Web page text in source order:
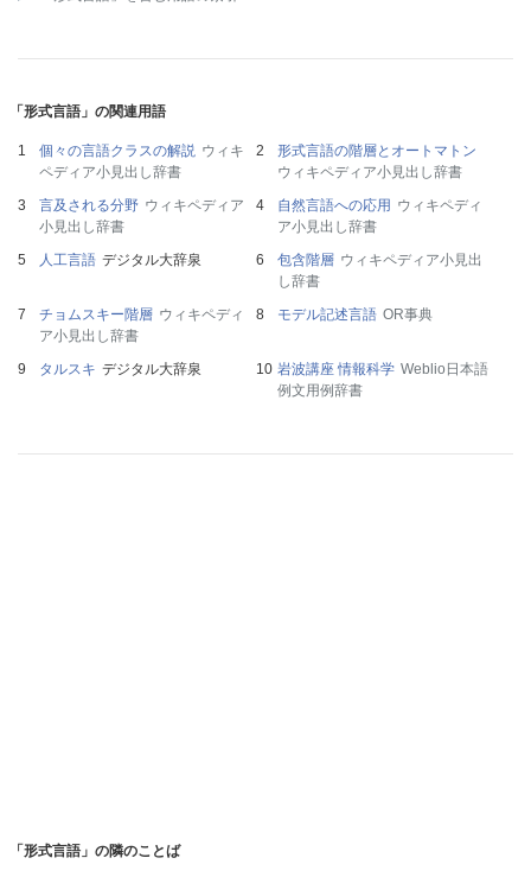
「形式言語」の関連用語
個々の言語クラスの解説 ウィキ
ペディア小見出し辞書
形式言語の階層とオートマトン
ウィキペディア小見出し辞書
言及される分野 ウィキペディア
小見出し辞書
自然言語への応用 ウィキペディ
ア小見出し辞書
人工言語 デジタル大辞泉 包含階層 ウィキペディア小見出
し辞書
チョムスキー階層 ウィキペディ
ア小見出し辞書
モデル記述言語 OR事典
タルスキ デジタル大辞泉 岩波講座 情報科学 Weblio日本語
例文用例辞書
「形式言語」の隣のことば